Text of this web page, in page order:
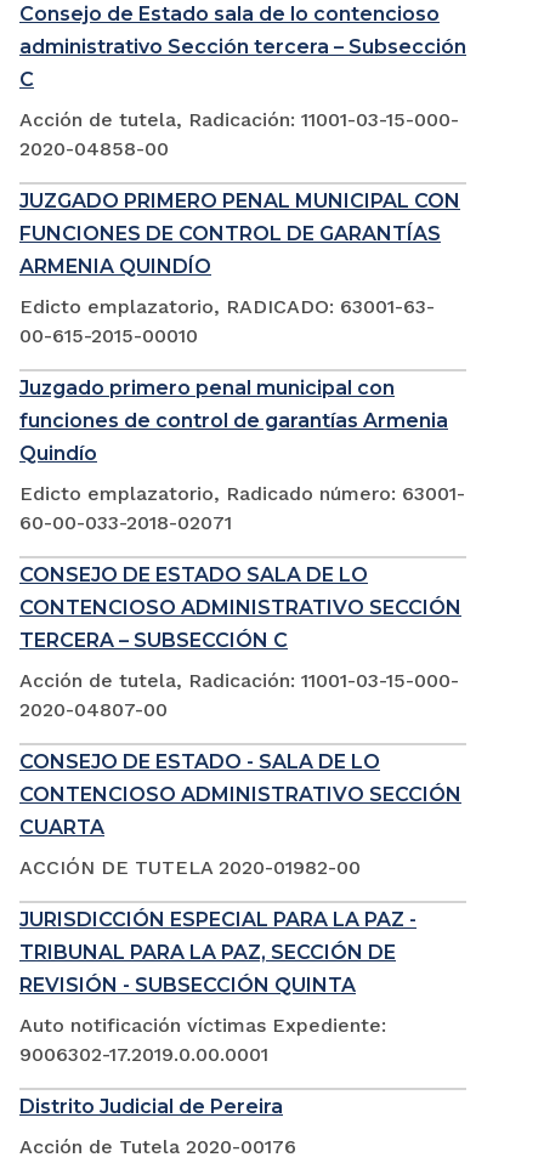
Consejo de Estado sala de lo contencioso
administrativo Sección tercera – Subsección
C
Acción de tutela, Radicación: 11001-03-15-000-
2020-04858-00
JUZGADO PRIMERO PENAL MUNICIPAL CON
FUNCIONES DE CONTROL DE GARANTÍAS
ARMENIA QUINDÍO
Edicto emplazatorio, RADICADO: 63001-63-
00-615-2015-00010
Juzgado primero penal municipal con
funciones de control de garantías Armenia
Quindío
Edicto emplazatorio, Radicado número: 63001-
60-00-033-2018-02071
CONSEJO DE ESTADO SALA DE LO
CONTENCIOSO ADMINISTRATIVO SECCIÓN
TERCERA – SUBSECCIÓN C
Acción de tutela, Radicación: 11001-03-15-000-
2020-04807-00
CONSEJO DE ESTADO - SALA DE LO
CONTENCIOSO ADMINISTRATIVO SECCIÓN
CUARTA
ACCIÓN DE TUTELA 2020-01982-00
JURISDICCIÓN ESPECIAL PARA LA PAZ -
TRIBUNAL PARA LA PAZ, SECCIÓN DE
REVISIÓN - SUBSECCIÓN QUINTA
Auto notificación víctimas Expediente:
9006302-17.2019.0.00.0001
Distrito Judicial de Pereira
Acción de Tutela 2020-00176